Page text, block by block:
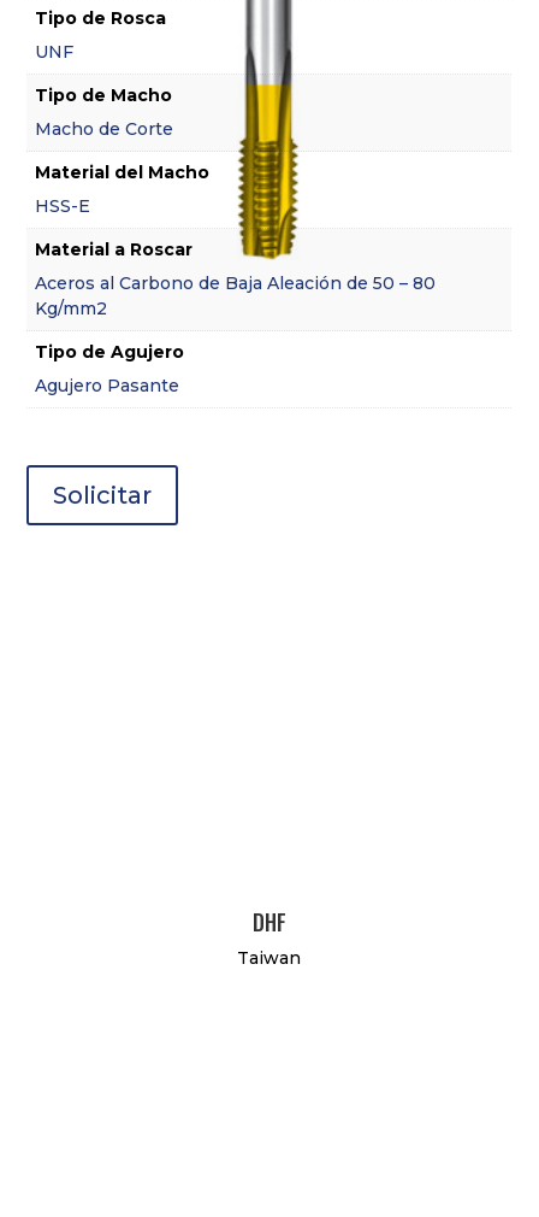
Tipo de Rosca
UNF
Tipo de Macho
Macho de Corte
Material del Macho
HSS-E
Material a Roscar
Aceros al Carbono de Baja Aleación de 50 – 80
Kg/mm2
Tipo de Agujero
Agujero Pasante
Solicitar
DHF
Taiwan